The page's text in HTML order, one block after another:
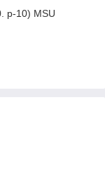
p-10) MSU